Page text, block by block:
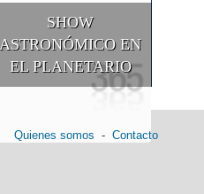
SHOW
ASTRONÓMICO EN
EL PLANETARIO
Quienes somos - Contacto